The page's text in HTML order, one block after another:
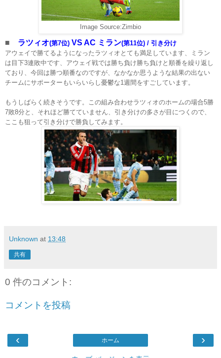
Image Source:Zimbio
■ ラツィオ(第7位) VS AC ミラン(第11位) / 引き分け
アウェイで勝てるようになったラツィオとても満足しています、ミラン
は目下3連敗中です、アウェイ戦では勝ち負け勝ち負けと順番を繰り返し
ており、今回は勝つ順番なのですが、なかなか思うような結果の出ない
チームにサポーターもいらいらし憂鬱な1週間をすごしています。
もうしばらく続きそうです。この組み合わせラツィオのホームの場合5勝
7敗8分と、それほど勝てていません、引き分けの多さが目につくので、
ここも狙って引き分けで勝負してみます。
Unknown at 13:48
共有
0 件のコメント:
コメントを投稿
‹ ›
ホーム